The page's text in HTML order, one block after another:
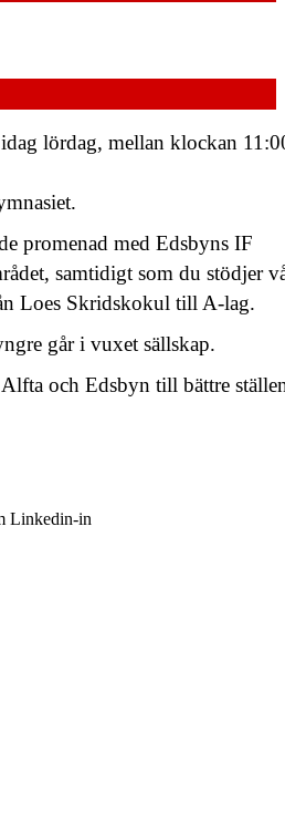
lördag, mellan klockan
promenad med Edsbyns IF
samtidigt som du stödjer
Loes Skridskokul till A-lag.
går i vuxet sällskap.
och Edsbyn till bättre
Linkedin-in